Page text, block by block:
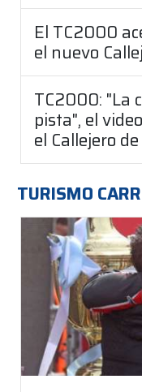
El TC2000
el nuevo
TC2000: "La
pista", el
el Callejero
TURISMO